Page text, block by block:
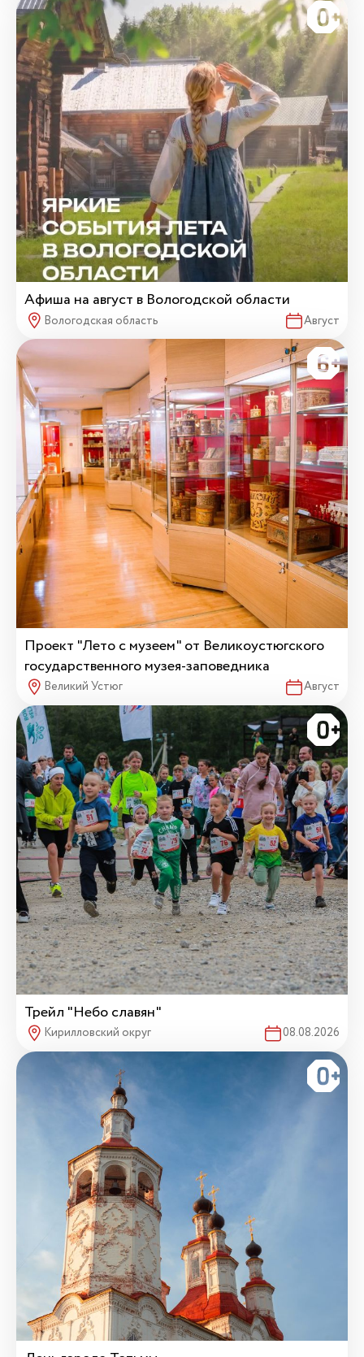
Афиша на август в Вологодской области
Вологодская область Август
Проект "Лето с музеем" от Великоустюгского
государственного музея-заповедника
Великий Устюг Август
Трейл "Небо славян"
Кирилловский округ 08.08.2026